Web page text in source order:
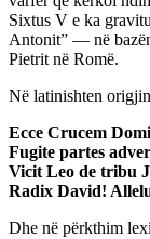
Sixtus V e ka
Antonit” — në
Pietrit në Romë.
Në latinishten
Ecce Crucem
Fugite partes
Vicit Leo de tribu
Radix David!
Dhe në përkthim